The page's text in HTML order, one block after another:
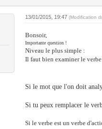
13/01/2015, 19:47(Modification
Bonsoir,
Importante question !
Niveau le plus simple :
Il faut bien examiner le
Si le mot que l'on doit
Si tu peux remplacer le
Si le verbe est un verbe